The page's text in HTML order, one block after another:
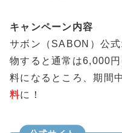
キャンペーン内容
サボン（SABON）公
物すると通常は6,000
料になるところ、期間
料に！